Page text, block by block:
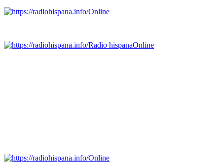
Online
Radio hispanaOnline
Online